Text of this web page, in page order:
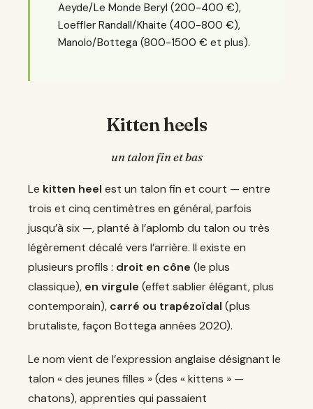
Aeyde/Le Monde Beryl (200-400 €),
Loeffler Randall/Khaite (400-800 €),
Manolo/Bottega (800-1500 € et plus).
Kitten heels
un talon fin et bas
Le kitten heel est un talon fin et court — entre
trois et cinq centimètres en général, parfois
jusqu’à six —, planté à l’aplomb du talon ou très
légèrement décalé vers l’arrière. Il existe en
plusieurs profils : droit en cône (le plus
classique), en virgule (effet sablier élégant, plus
contemporain), carré ou trapézoïdal (plus
brutaliste, façon Bottega années 2020).
Le nom vient de l’expression anglaise désignant le
talon « des jeunes filles » (des « kittens » —
chatons), apprenties qui passaient